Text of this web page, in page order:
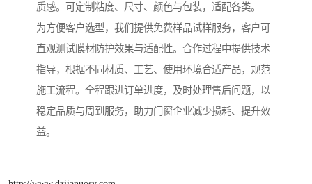
质感。可定制粘度、尺寸、颜色与包装，适配各类。
为方便客户选型，我们提供免费样品试样服务，客户可
直观测试膜材防护效果与适配性。合作过程中提供技术
指导，根据不同材质、工艺、使用环境合适产品，规范
施工流程。全程跟进订单进度，及时处理售后问题，以
稳定品质与周到服务，助力门窗企业减少损耗、提升效
益。